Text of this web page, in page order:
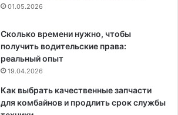
01.05.2026
Сколько времени нужно, чтобы
получить водительские права:
реальный опыт
19.04.2026
Как выбрать качественные запчасти
для комбайнов и продлить срок службы